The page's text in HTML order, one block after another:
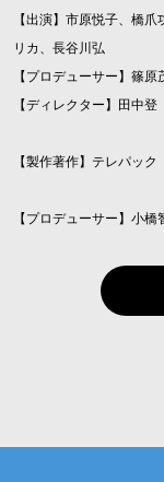
【出演】市原悦子、橋
リカ、長谷川弘
【プロデューサー】篠
【ディレクター】田中登
【製作著作】テレパック
【プロデューサー】小橋